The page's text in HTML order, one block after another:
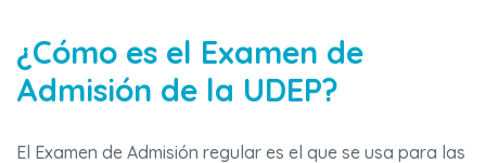
¿Cómo es el Examen de
Admisión de la UDEP?
El Examen de Admisión regular es el que se usa para las